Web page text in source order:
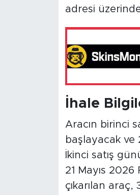
adresi
İhale
Aracın birinci
başlayacak ve
İkinci satış
21 Mayıs
çıkarılan